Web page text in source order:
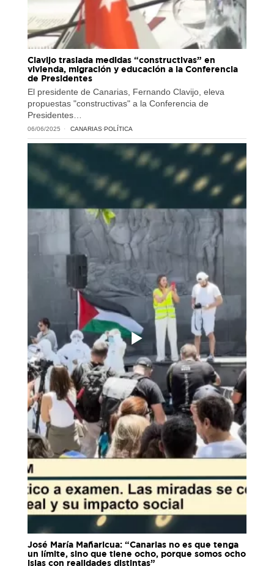
Clavijo traslada medidas “constructivas” en
vivienda, migración y educación a la Conferencia
de Presidentes
El presidente de Canarias, Fernando Clavijo, eleva
propuestas "constructivas" a la Conferencia de
Presidentes…
06/06/2025 CANARIAS·POLÍTICA
José María Mañaricua: “Canarias no es que tenga
un límite, sino que tiene ocho, porque somos ocho
islas con realidades distintas”